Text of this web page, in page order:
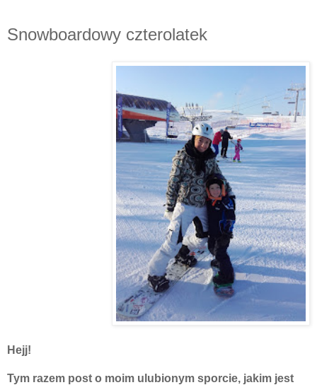
Snowboardowy czterolatek
Hejj!
Tym razem post o moim ulubionym sporcie, jakim jest